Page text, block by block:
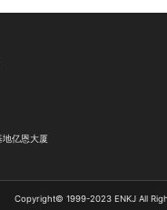
地亿恩大厦
Copyright© 1999-2023 ENKJ All